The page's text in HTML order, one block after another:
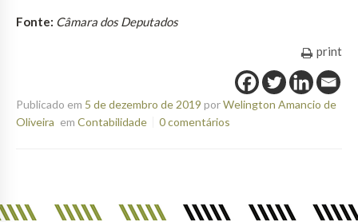
Fonte: Câmara dos Deputados
print
Publicado em 5 de dezembro de 2019 porWelington Amancio de
Oliveira em Contabilidade 0 comentários